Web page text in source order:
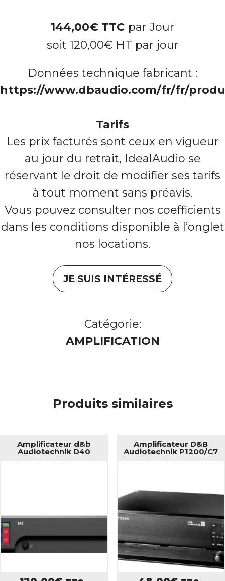
144,00€ TTC par Jour
soit 120,00€HT par jour
Données technique fabricant :
https://www.dbaudio.com/fr/fr/
Tarifs
Les prix facturés sont ceux en vigueur
au jour du retrait, IdealAudio se
réservant le droit de modifier ses tarifs
à tout moment sans préavis.
Vous pouvez consulter nos coefficients
dans les conditions disponible à l’onglet
nos locations.
JE SUIS INTÉRESSÉ
Catégorie:
AMPLIFICATION
Produits similaires
Amplificateur d&b
Audiotechnik D40
Amplificateur D&B
Audiotechnik P1200/C7